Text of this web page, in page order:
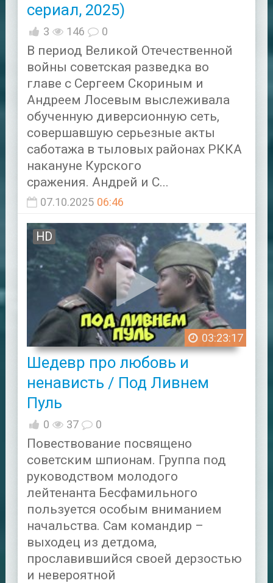
сериал, 2025)
3 146 0
В период Великой Отечественной
войны советская разведка во
главе с Сергеем Скориным и
Андреем Лосевым выслеживала
обученную диверсионную сеть,
совершавшую серьезные акты
саботажа в тыловых районах РККА
накануне Курского
сражения. Андрей и С...
07.10.2025 06:46
03:23:17
HD
Шедевр про любовь и
ненависть / Под Ливнем
Пуль
0 37 0
Повествование посвящено
советским шпионам. Группа под
руководством молодого
лейтенанта Бесфамильного
пользуется особым вниманием
начальства. Сам командир –
выходец из детдома,
прославившийся своей дерзостью
и невероятной